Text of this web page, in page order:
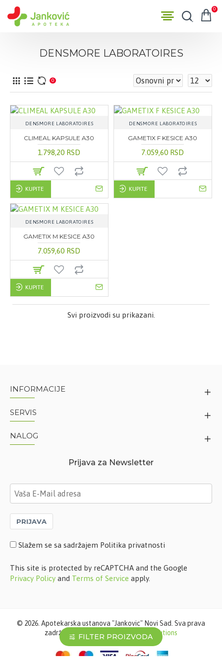
0
DENSMORE LABORATOIRES
0
DENSMORE LABORATOIRES
CLIMEAL KAPSULE A30
1.798,20 RSD
KUPITE
DENSMORE LABORATOIRES
GAMETIX F KESICE A30
7.059,60 RSD
KUPITE
DENSMORE LABORATOIRES
GAMETIX M KESICE A30
7.059,60 RSD
KUPITE
Svi proizvodi su prikazani.
INFORMACIJE
SERVIS
NALOG
Prijava za Newsletter
PRIJAVA
Slažem se sa sadržajem Politika privatnosti
This site is protected by reCAPTCHA and the Google
Privacy Policy and Terms of Service apply.
© 2026. Apotekarska ustanova "Jankovic" Novi Sad. Sva prava
zadržana. Softverska izrada STIV Solutions
FILTER PROIZVODA